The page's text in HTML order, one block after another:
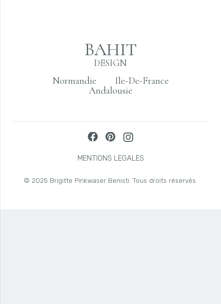
BAHIT
DESIGN
Normandie
Ile-De-France
Andalousie
MENTIONS LEGALES
© 2025 Brigitte Pinkwaser Benisti. Tous droits réservés.